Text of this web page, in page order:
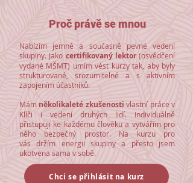
Proč právě se mnou
Nabízím jemné a současně pevné vedení
skupiny. Jako certifikovaný lektor(osvědčení
vydané MŠMT) umím vést kurzy tak, aby byly
strukturované, srozumitelné a s aktivním
zapojením účastníků.
Mám několikaleté zkušenostivlastní práce v
Klíči i vedení druhých lidí. Individuálně
přistupuji ke každému člověku a vytvářím pro
něho bezpečný prostor. Na kurzu pro
vás držím energii skupiny a přesto jsem
ukotvena sama v sobě.
Chci se přihlásit na kurz